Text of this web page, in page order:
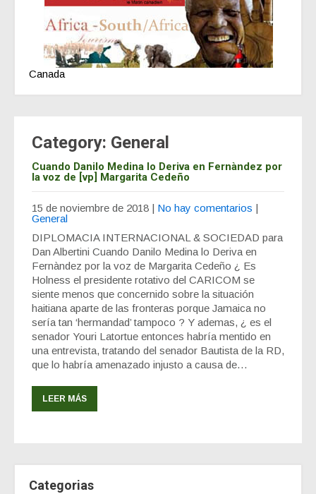
Canada
Category: General
Cuando Danilo Medina lo Deriva en Fernàndez por
la voz de [vp] Margarita Cedeño
15 de noviembre de 2018 | No hay comentarios |
General
DIPLOMACIA INTERNACIONAL & SOCIEDAD para
Dan Albertini Cuando Danilo Medina lo Deriva en
Fernàndez por la voz de Margarita Cedeño ¿ Es
Holness el presidente rotativo del CARICOM se
siente menos que concernido sobre la situación
haitiana aparte de las fronteras porque Jamaica no
sería tan ‘hermandad’ tampoco ? Y ademas, ¿ es el
senador Youri Latortue entonces habría mentido en
una entrevista, tratando del senador Bautista de la RD,
que lo habría amenazado injusto a causa de…
LEER MÁS
Categorias